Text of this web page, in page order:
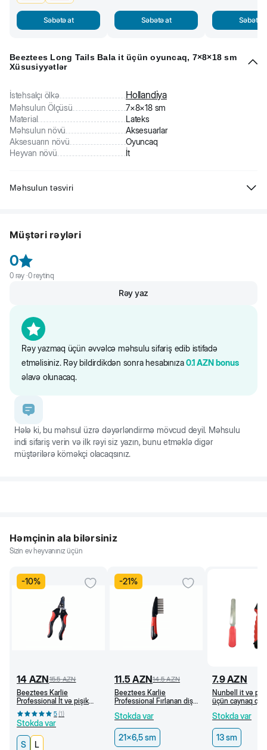
Səbətə at Səbətə at Səbətə
Beeztees Long Tails Bala it üçün oyuncaq, 7×8×18 sm
Xüsusiyyətlər
İstehsalçı ölkə Hollandiya
Məhsulun Ölçüsü
7×8×18 sm
Material
Lateks
Məhsulun növü
Aksesuarlar
Aksesuarın növü
Oyuncaq
Heyvan növü
İt
Məhsulun təsviri
Müştəri rəyləri
0
0rəy ·0reytinq
Rəy yazmaq üçün əvvəlcə məhsulu sifariş edib istifadə
etməlisiniz. Rəy bildirdikdən sonra hesabınıza0.1 AZN bonus
əlavə olunacaq.
Rəy yaz
Hələ ki, bu məhsul üzrə dəyərləndirmə mövcud deyil. Məhsulu
indi sifariş verin və ilk rəyi siz yazın, bunu etməklə digər
müştərilərə köməkçi olacaqsınız.
Həmçinin ala bilərsiniz
Sizin ev heyvanınız üçün
-10%
14 AZN15.5 AZN
Beeztees Karlie
Professional İt və pişik
üçün caynaq qayçısı (S)
5(1)
Stokda var
S L
-21%
11.5 AZN14.5 AZN
Beeztees Karlie
Professional Fırlanan dişli
Stokda var
21x6,5 sm
7.9AZN
Nunbell it və
üçün caynaq
Stokda var
13 sm